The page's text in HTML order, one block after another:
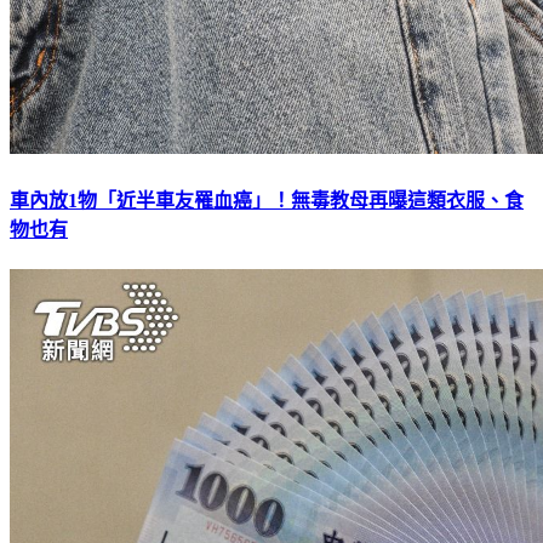
車內放1物「近半車友罹血癌」！無毒教母再曝這類衣服、食
物也有